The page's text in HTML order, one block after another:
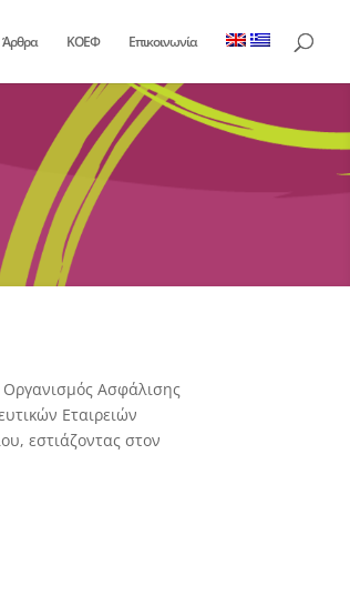
Άρθρα ΚΟΕΦ Επικοινωνία
Οργανισμός Ασφάλισης
Εταιρειών
εστιάζοντας στον